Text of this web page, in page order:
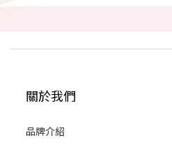
關於我們
品牌介紹